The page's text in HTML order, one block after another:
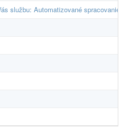
službu: Automatizované spracovanie